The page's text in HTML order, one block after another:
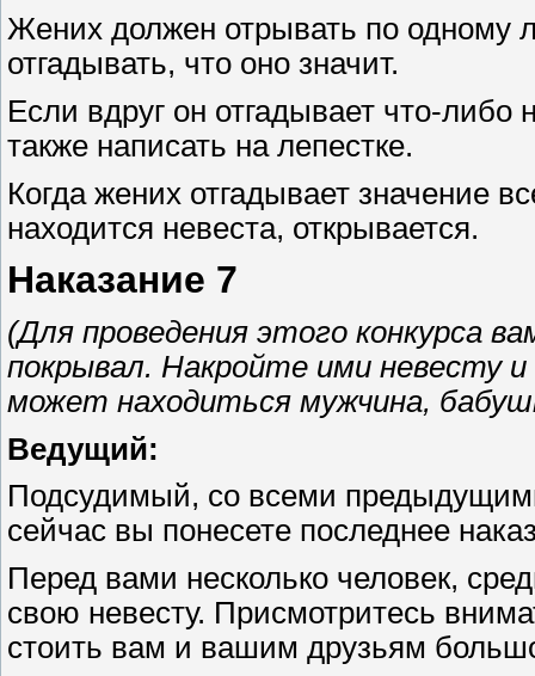
Жених должен отрывать по одному
отгадывать, что оно значит.
Если вдруг он отгадывает что-
также написать на лепестке.
Когда жених отгадывает значение
находится невеста, открывается.
Наказание 7
(Для проведения этого конкурса
покрывал. Накройте ими невесту и
может находиться мужчина,
Ведущий:
Подсудимый, со всеми
сейчас вы понесете последнее
Перед вами несколько человек,
свою невесту. Присмотритесь
стоить вам и вашим друзьям